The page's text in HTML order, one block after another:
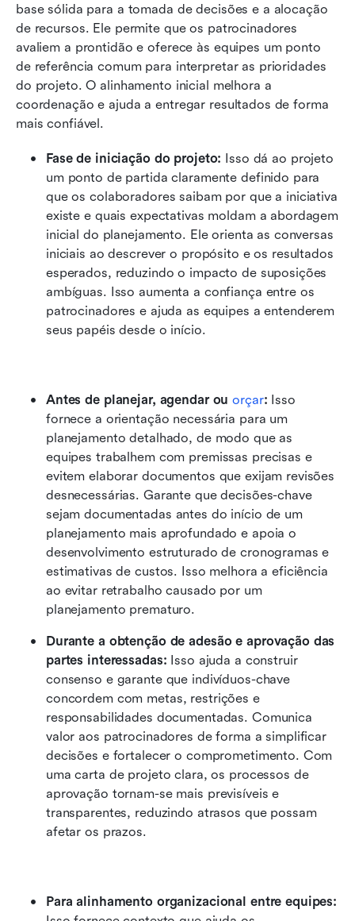
base sólida para a tomada de decisões e a alocação
de recursos. Ele permite que os patrocinadores
avaliem a prontidão e oferece às equipes um ponto
de referência comum para interpretar as prioridades
do projeto. O alinhamento inicial melhora a
coordenação e ajuda a entregar resultados de forma
mais confiável.
Fase de iniciação do projeto: Isso dá ao projeto
um ponto de partida claramente definido para
que os colaboradores saibam por que a iniciativa
existe e quais expectativas moldam a abordagem
inicial do planejamento. Ele orienta as conversas
iniciais ao descrever o propósito e os resultados
esperados, reduzindo o impacto de suposições
ambíguas. Isso aumenta a confiança entre os
patrocinadores e ajuda as equipes a entenderem
seus papéis desde o início.
Antes de planejar, agendar ou orçar: Isso
fornece a orientação necessária para um
planejamento detalhado, de modo que as
equipes trabalhem com premissas precisas e
evitem elaborar documentos que exijam revisões
desnecessárias. Garante que decisões-chave
sejam documentadas antes do início de um
planejamento mais aprofundado e apoia o
desenvolvimento estruturado de cronogramas e
estimativas de custos. Isso melhora a eficiência
ao evitar retrabalho causado por um
planejamento prematuro.
Durante a obtenção de adesão e aprovação das
partes interessadas: Isso ajuda a construir
consenso e garante que indivíduos-chave
concordem com metas, restrições e
responsabilidades documentadas. Comunica
valor aos patrocinadores de forma a simplificar
decisões e fortalecer o comprometimento. Com
uma carta de projeto clara, os processos de
aprovação tornam-se mais previsíveis e
transparentes, reduzindo atrasos que possam
afetar os prazos.
Para alinhamento organizacional entre equipes: